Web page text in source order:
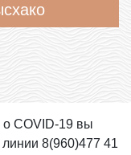
COVID-19 вы
8(960)477 41